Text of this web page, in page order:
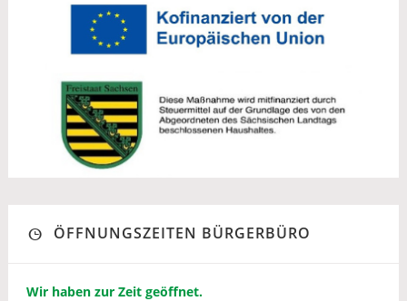
ÖFFNUNGSZEITEN BÜRGERBÜRO
Wir haben zur Zeit geöffnet.